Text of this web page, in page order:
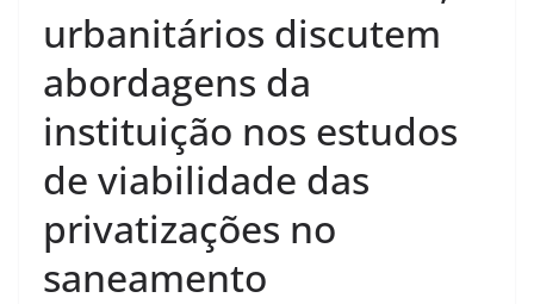
urbanitários discutem
abordagens da
instituição nos estudos
de viabilidade das
privatizações no
saneamento